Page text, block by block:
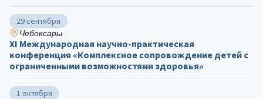
29 сентября
Чебоксары
ХΙ Международная научно-практическая
конференция «Комплексное сопровождение детей с
ограниченными возможностями здоровья»
1 октября